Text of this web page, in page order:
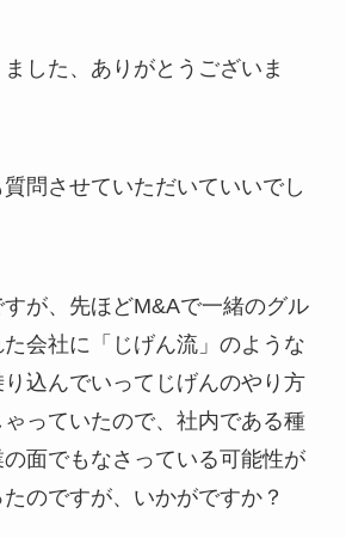
した、ありがとうございま
問させていただいていいでし
が、先ほどM&Aで一緒のグル
会社に「じげん流」のような
込んでいってじげんのやり方
っていたので、社内である種
面でもなさっている可能性が
のですが、いかがですか？